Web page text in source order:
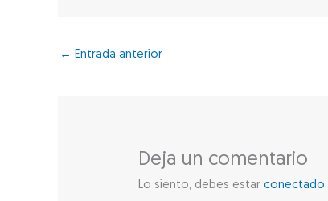
← Entrada anterior
Deja un comentario
Lo siento, debes estarconectado